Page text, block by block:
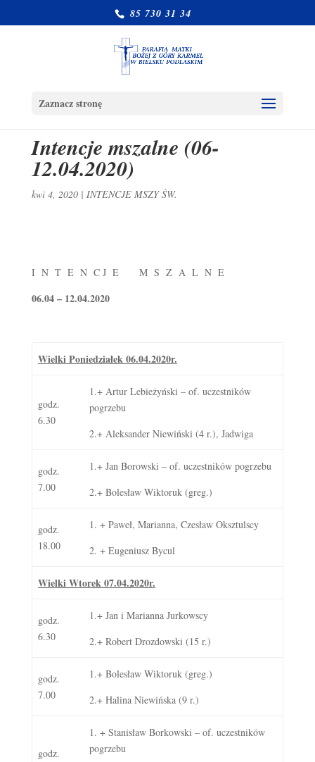
85 730 31 34
Zaznacz stronę
Intencje mszalne (06-
12.04.2020)
kwi 4, 2020| INTENCJE MSZY ŚW.
I N T E N C J E M S Z A L N E
06.04 – 12.04.2020
Wielki Poniedziałek 06.04.2020r.
godz.
6.30
1.+ Artur Lebieżyński – of. uczestników
pogrzebu
2.+ Aleksander Niewiński (4 r.), Jadwiga
godz.
7.00
1.+ Jan Borowski – of. uczestników pogrzebu
2.+ Bolesław Wiktoruk (greg.)
godz.
18.00
1. + Paweł, Marianna, Czesław Oksztulscy
2. + Eugeniusz Bycul
Wielki Wtorek 07.04.2020r.
godz.
6.30
1.+ Jan i Marianna Jurkowscy
2.+ Robert Drozdowski (15 r.)
godz.
7.00
1.+ Bolesław Wiktoruk (greg.)
2.+ Halina Niewińska (9 r.)
godz.
1. + Stanisław Borkowski – of. uczestników
pogrzebu